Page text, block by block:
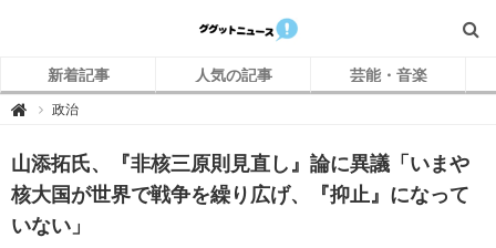
新着記事 人気の記事 芸能・音楽
 グ
ニ
ュ
ー
ス
政治
山添拓氏、『非核三原則見直し』論に異議「いまや
核大国が世界で戦争を繰り広げ、『抑止』になって
いない」